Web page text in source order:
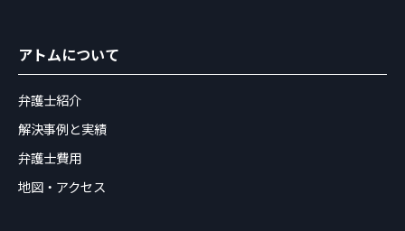
アトムについて
弁護士紹介
解決事例と実績
弁護士費用
地図・アクセス